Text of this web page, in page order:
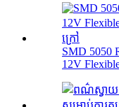
SMD 5050
12V